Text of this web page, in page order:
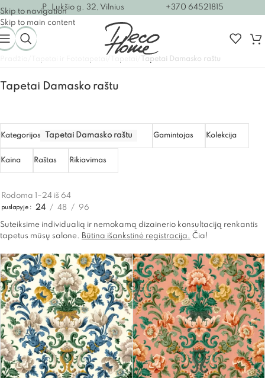
Skip to navigation
Skip to main content
P. Lukšio g. 32, Vilnius +370 64521815
Tapetai Damasko raštu
Tapetai Damasko raštu
Kategorijos Tapetai Damasko raštu Gamintojas Kolekcija
Kaina Raštas Rikiavimas
Rodoma 1–24 iš 64
puslapyje 24 48 96
Suteiksime individualią ir nemokamą dizainerio konsultaciją renkantis
tapetus mūsų salone.
Būtina išankstinė registracija. Čia!